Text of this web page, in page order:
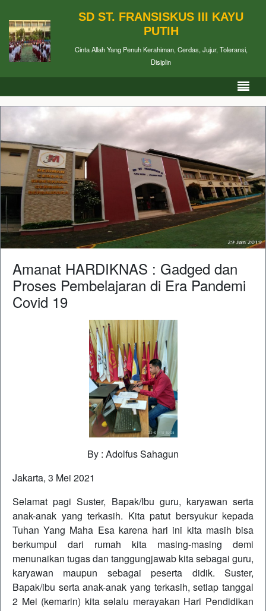
SD ST. FRANSISKUS III KAYU
PUTIH
Cinta Allah Yang Penuh Kerahiman, Cerdas, Jujur, Toleransi,
Disiplin
Amanat HARDIKNAS : Gadged dan
Proses Pembelajaran di Era Pandemi
Covid 19
By : Adolfus Sahagun
Jakarta, 3 Mei 2021
Selamat pagi Suster, Bapak/Ibu guru, karyawan serta
anak-anak yang terkasih. Kita patut bersyukur kepada
Tuhan Yang Maha Esa karena hari ini kita masih bisa
berkumpul dari rumah kita masing-masing demi
menunaikan tugas dan tanggungjawab kita sebagai guru,
karyawan maupun sebagai peserta didik. Suster,
Bapak/ibu serta anak-anak yang terkasih, setiap tanggal
2 Mei (kemarin) kita selalu merayakan Hari Pendidikan